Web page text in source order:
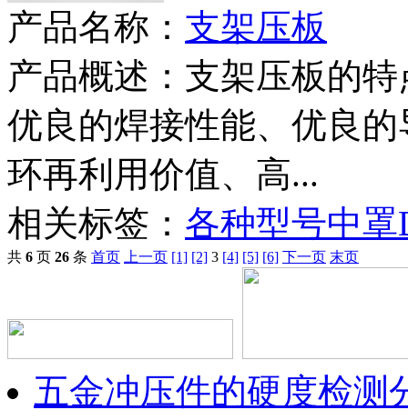
产品名称： 支架压板
产品概述： 支架压板的
优良的焊接性能、优良
环再利用价值、高...
相关标签： 各种型号中罩
共 6 页 26 条 首页 上一页 [1] [2] 3 [4] [5] [6] 下一页 末页
五金冲压件的硬度检测